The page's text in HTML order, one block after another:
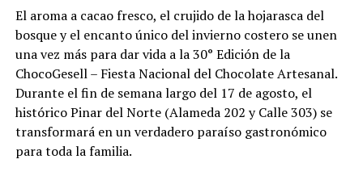
El aroma a cacao fresco, el crujido de la hojarasca del
bosque y el encanto único del invierno costero se unen
una vez más para dar vida a la 30° Edición de la
ChocoGesell – Fiesta Nacional del Chocolate Artesanal.
Durante el fin de semana largo del 17 de agosto, el
histórico Pinar del Norte (Alameda 202 y Calle 303) se
transformará en un verdadero paraíso gastronómico
para toda la familia.